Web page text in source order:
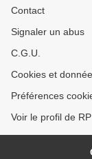
Contact
Signaler un abus
C.G.U.
Cookies et
Préférences
Voir le profil de